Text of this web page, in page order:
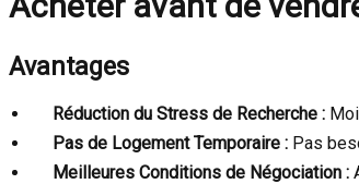
Avantages
Réduction du Stress de Recherche :
Pas de Logement Temporaire : Pas
Meilleures Conditions de Négociation :